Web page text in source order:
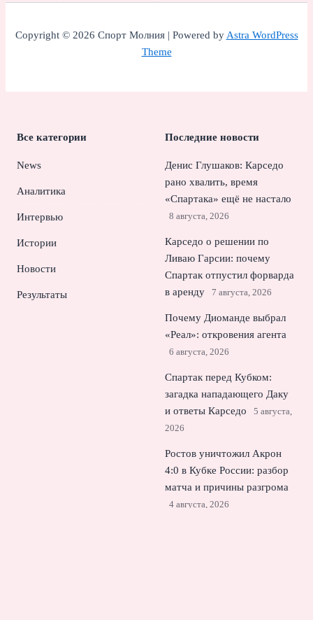
Copyright © 2026 Спорт Молния | Powered byAstra WordPress
Theme
Все категории
News
Аналитика
Интервью
Истории
Новости
Результаты
Последние новости
Денис Глушаков: Карседо
рано хвалить, время
«Спартака» ещё не настало
8 августа, 2026
Карседо о решении по
Ливаю Гарсии: почему
Спартак отпустил форварда
в аренду
7 августа, 2026
Почему Диоманде выбрал
«Реал»: откровения агента
6 августа, 2026
Спартак перед Кубком:
загадка нападающего Даку
и ответы Карседо
5 августа,
2026
Ростов уничтожил Акрон
4:0 в Кубке России: разбор
матча и причины разгрома
4 августа, 2026